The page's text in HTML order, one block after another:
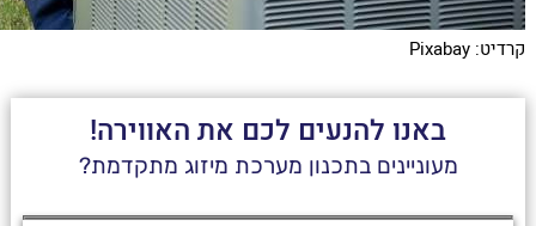
קרדיט: Pixabay
באנו להנעים לכם את האווירה!
מעוניינים בתכנון מערכת מיזוג מתקדמת?